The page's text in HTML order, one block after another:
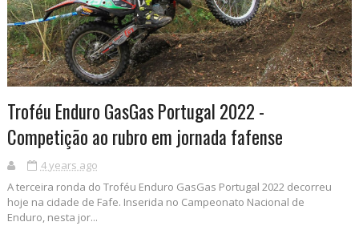
Troféu Enduro GasGas Portugal 2022 -
Competição ao rubro em jornada fafense
4 years ago
A terceira ronda do Troféu Enduro GasGas Portugal 2022 decorreu
hoje na cidade de Fafe. Inserida no Campeonato Nacional de
Enduro, nesta jor...